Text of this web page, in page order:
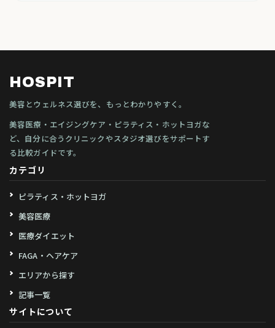
HOSPIT
美容とウェルネス選びを、もっとわかりやすく。
美容医療・エイジングケア・ピラティス・ホットヨガな
ど、自分に合うクリニックやスタジオ選びをサポートす
る比較ガイドです。
カテゴリ
ピラティス・ホットヨガ
美容医療
医療ダイエット
FAGA・ヘアケア
エリアから探す
記事一覧
サイトについて